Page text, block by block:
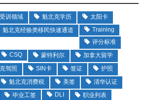
受训领域 魁北克学历
太阳卡
魁北克经验类移民快速通道
Training
评分标准
CSQ 蒙特利尔
加拿大留学
驾照 SIN卡 签证
护照
魁北克消费税 美签
清华认证
毕业工签 DLI
职业列表